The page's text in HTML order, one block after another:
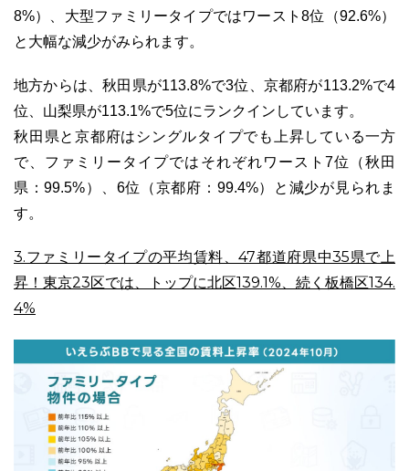
8%）、大型ファミリータイプではワースト8位（92.6%）
と大幅な減少がみられます。
地方からは、秋田県が113.8%で3位、京都府が113.2%で4
位、山梨県が113.1%で5位にランクインしています。
秋田県と京都府はシングルタイプでも上昇している一方
で、ファミリータイプではそれぞれワースト7位（秋田
県：99.5%）、6位（京都府：99.4%）と減少が見られま
す。
3.ファミリータイプの平均賃料、47都道府県中35県で上
昇！東京23区では、トップに北区139.1%、続く板橋区134.
4%